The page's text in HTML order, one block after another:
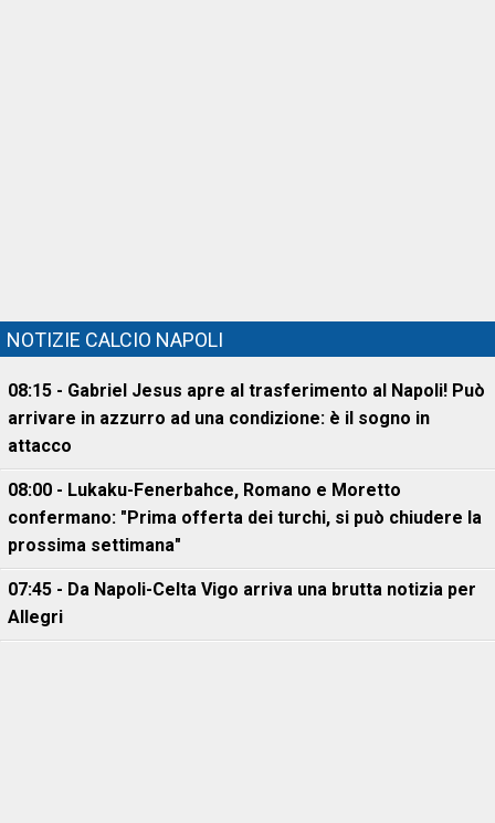
NOTIZIE CALCIO NAPOLI
08:15 - Gabriel Jesus apre al trasferimento al Napoli! Può
arrivare in azzurro ad una condizione: è il sogno in
attacco
08:00 - Lukaku-Fenerbahce, Romano e Moretto
confermano: "Prima offerta dei turchi, si può chiudere la
prossima settimana"
07:45 - Da Napoli-Celta Vigo arriva una brutta notizia per
Allegri